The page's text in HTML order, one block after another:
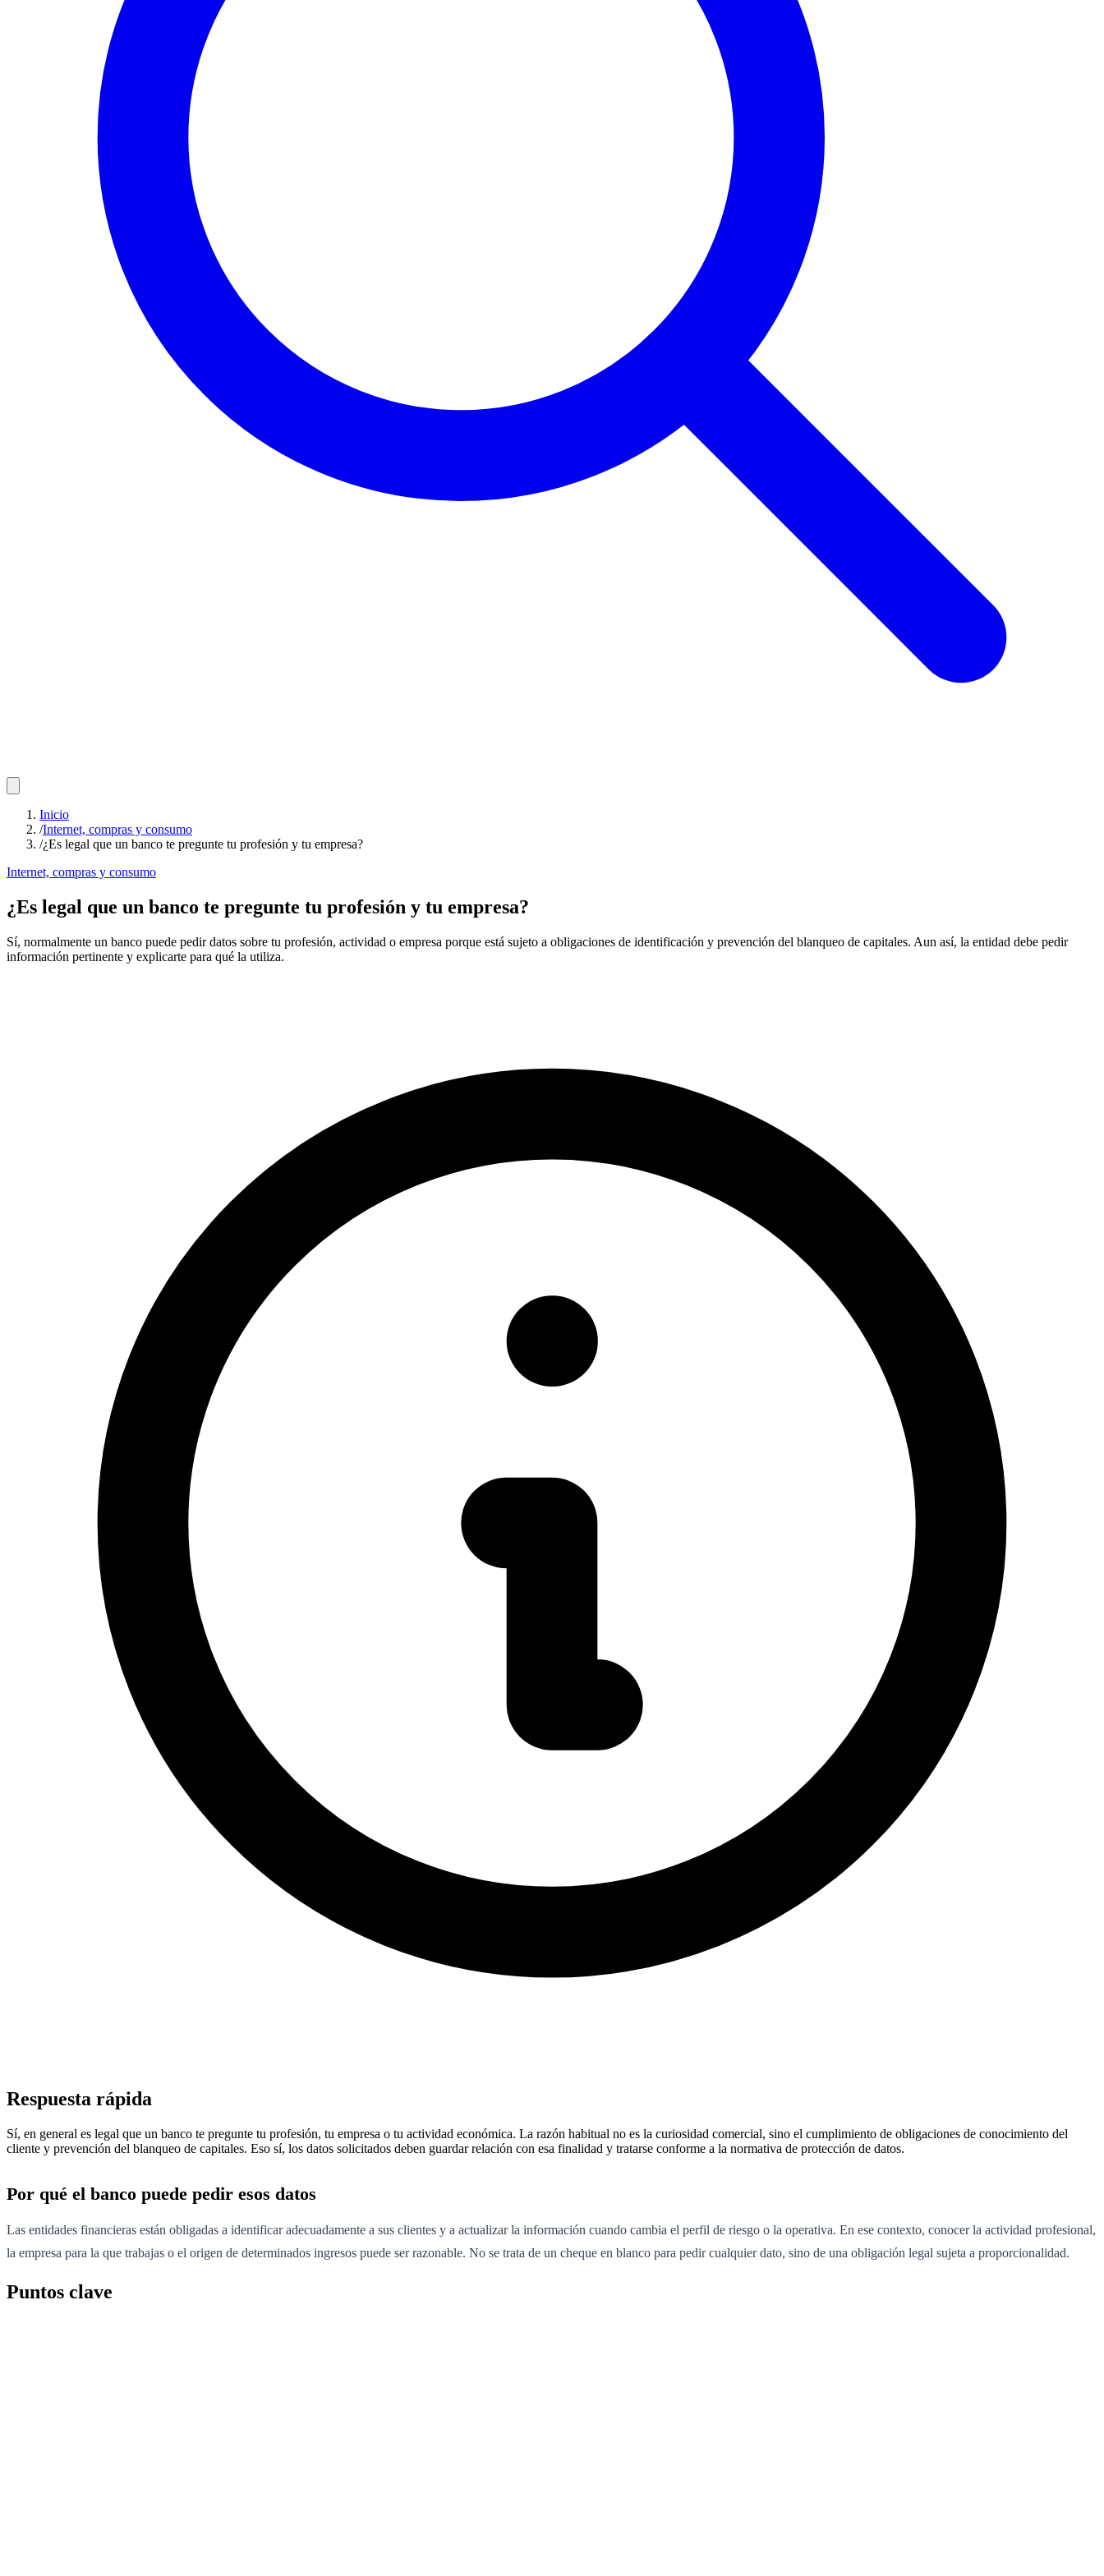
Inicio
/Internet, compras y consumo
/¿Es legal que un banco te pregunte tu profesión y tu empresa?
Internet, compras y consumo
¿Es legal que un banco te pregunte tu profesión y tu empresa?
Sí, normalmente un banco puede pedir datos sobre tu profesión, actividad o empresa porque está sujeto a obligaciones de identificación y prevención del blanqueo de capitales. Aun así, la entidad debe pedir
información pertinente y explicarte para qué la utiliza.
Respuesta rápida
Sí, en general es legal que un banco te pregunte tu profesión, tu empresa o tu actividad económica. La razón habitual no es la curiosidad comercial, sino el cumplimiento de obligaciones de conocimiento del
cliente y prevención del blanqueo de capitales. Eso sí, los datos solicitados deben guardar relación con esa finalidad y tratarse conforme a la normativa de protección de datos.
Por qué el banco puede pedir esos datos
Las entidades financieras están obligadas a identificar adecuadamente a sus clientes y a actualizar la información cuando cambia el perfil de riesgo o la operativa. En ese contexto, conocer la actividad profesional,
la empresa para la que trabajas o el origen de determinados ingresos puede ser razonable. No se trata de un cheque en blanco para pedir cualquier dato, sino de una obligación legal sujeta a proporcionalidad.
Puntos clave